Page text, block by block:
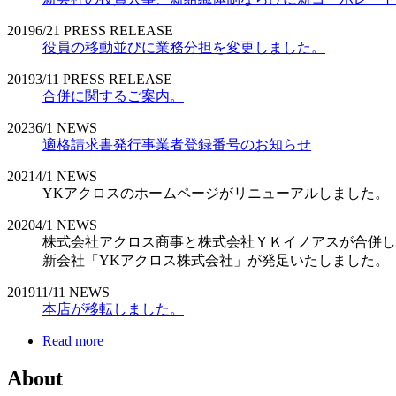
20196/21 PRESS RELEASE
役員の移動並びに業務分担を変更しました。
20193/11 PRESS RELEASE
合併に関するご案内。
20236/1 NEWS
適格請求書発行事業者登録番号のお知らせ
20214/1 NEWS
YKアクロスのホームページがリニューアルしました。
20204/1 NEWS
株式会社アクロス商事と株式会社ＹＫイノアスが合併
新会社「YKアクロス株式会社」が発足いたしました。
201911/11 NEWS
本店が移転しました。
Read more
About